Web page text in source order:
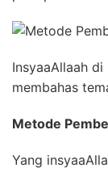
InsyaaAllaah di
membahas
Metode
Yang